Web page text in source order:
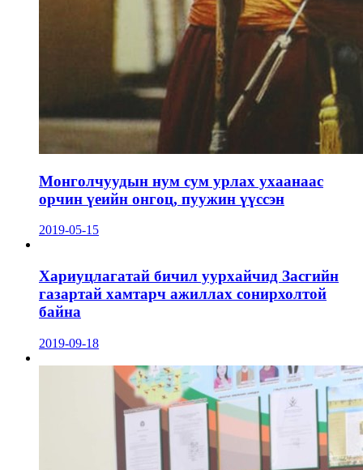
Монголчуудын нум сум урлах ухаанаас
орчин үеийн онгоц, пуужин үүссэн
2019-05-15
Хариуцлагатай бичил уурхайчид Засгийн
газартай хамтарч ажиллах сонирхолтой
байна
2019-09-18